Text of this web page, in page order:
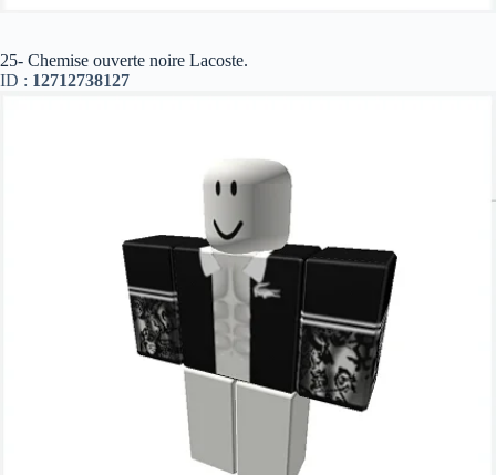
25- Chemise ouverte noire Lacoste.
ID : 12712738127